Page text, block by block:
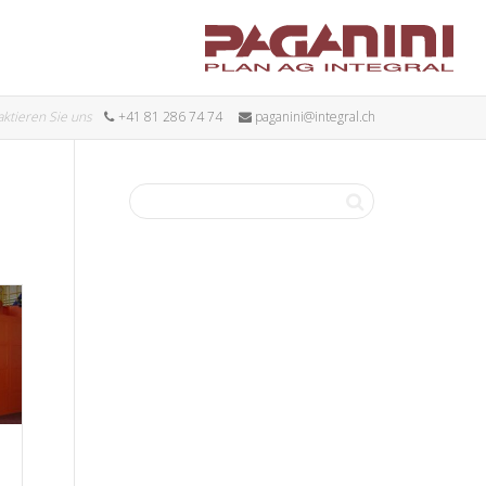
Sie uns +41 81 286 74 74 paganini@integral.ch